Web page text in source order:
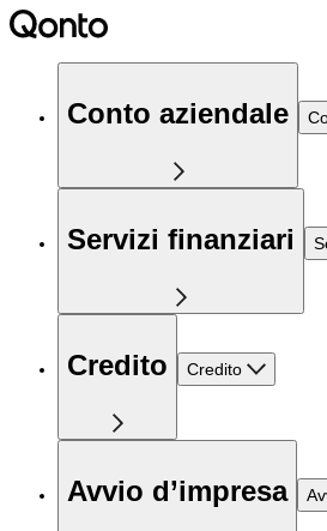
Conto aziendale
Servizi finanziari
Credito Credito
Avvio d’impresa